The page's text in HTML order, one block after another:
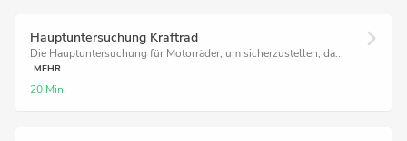
Hauptuntersuchung Kraftrad
Die Hauptuntersuchung für Motorräder, um sicherzustellen, da...
MEHR
20 Min.